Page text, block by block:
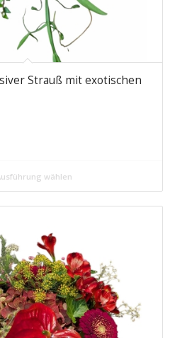
Strauß mit exotischen
wählen